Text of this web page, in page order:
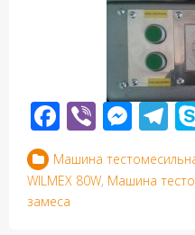
Facebook
Viber
Машина
WILMEX 80W, Машина
замеса